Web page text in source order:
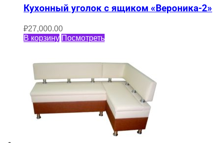
Кухонный уголок с ящиком «Вероника-2»
₽27,000.00
В корзину Посмотреть